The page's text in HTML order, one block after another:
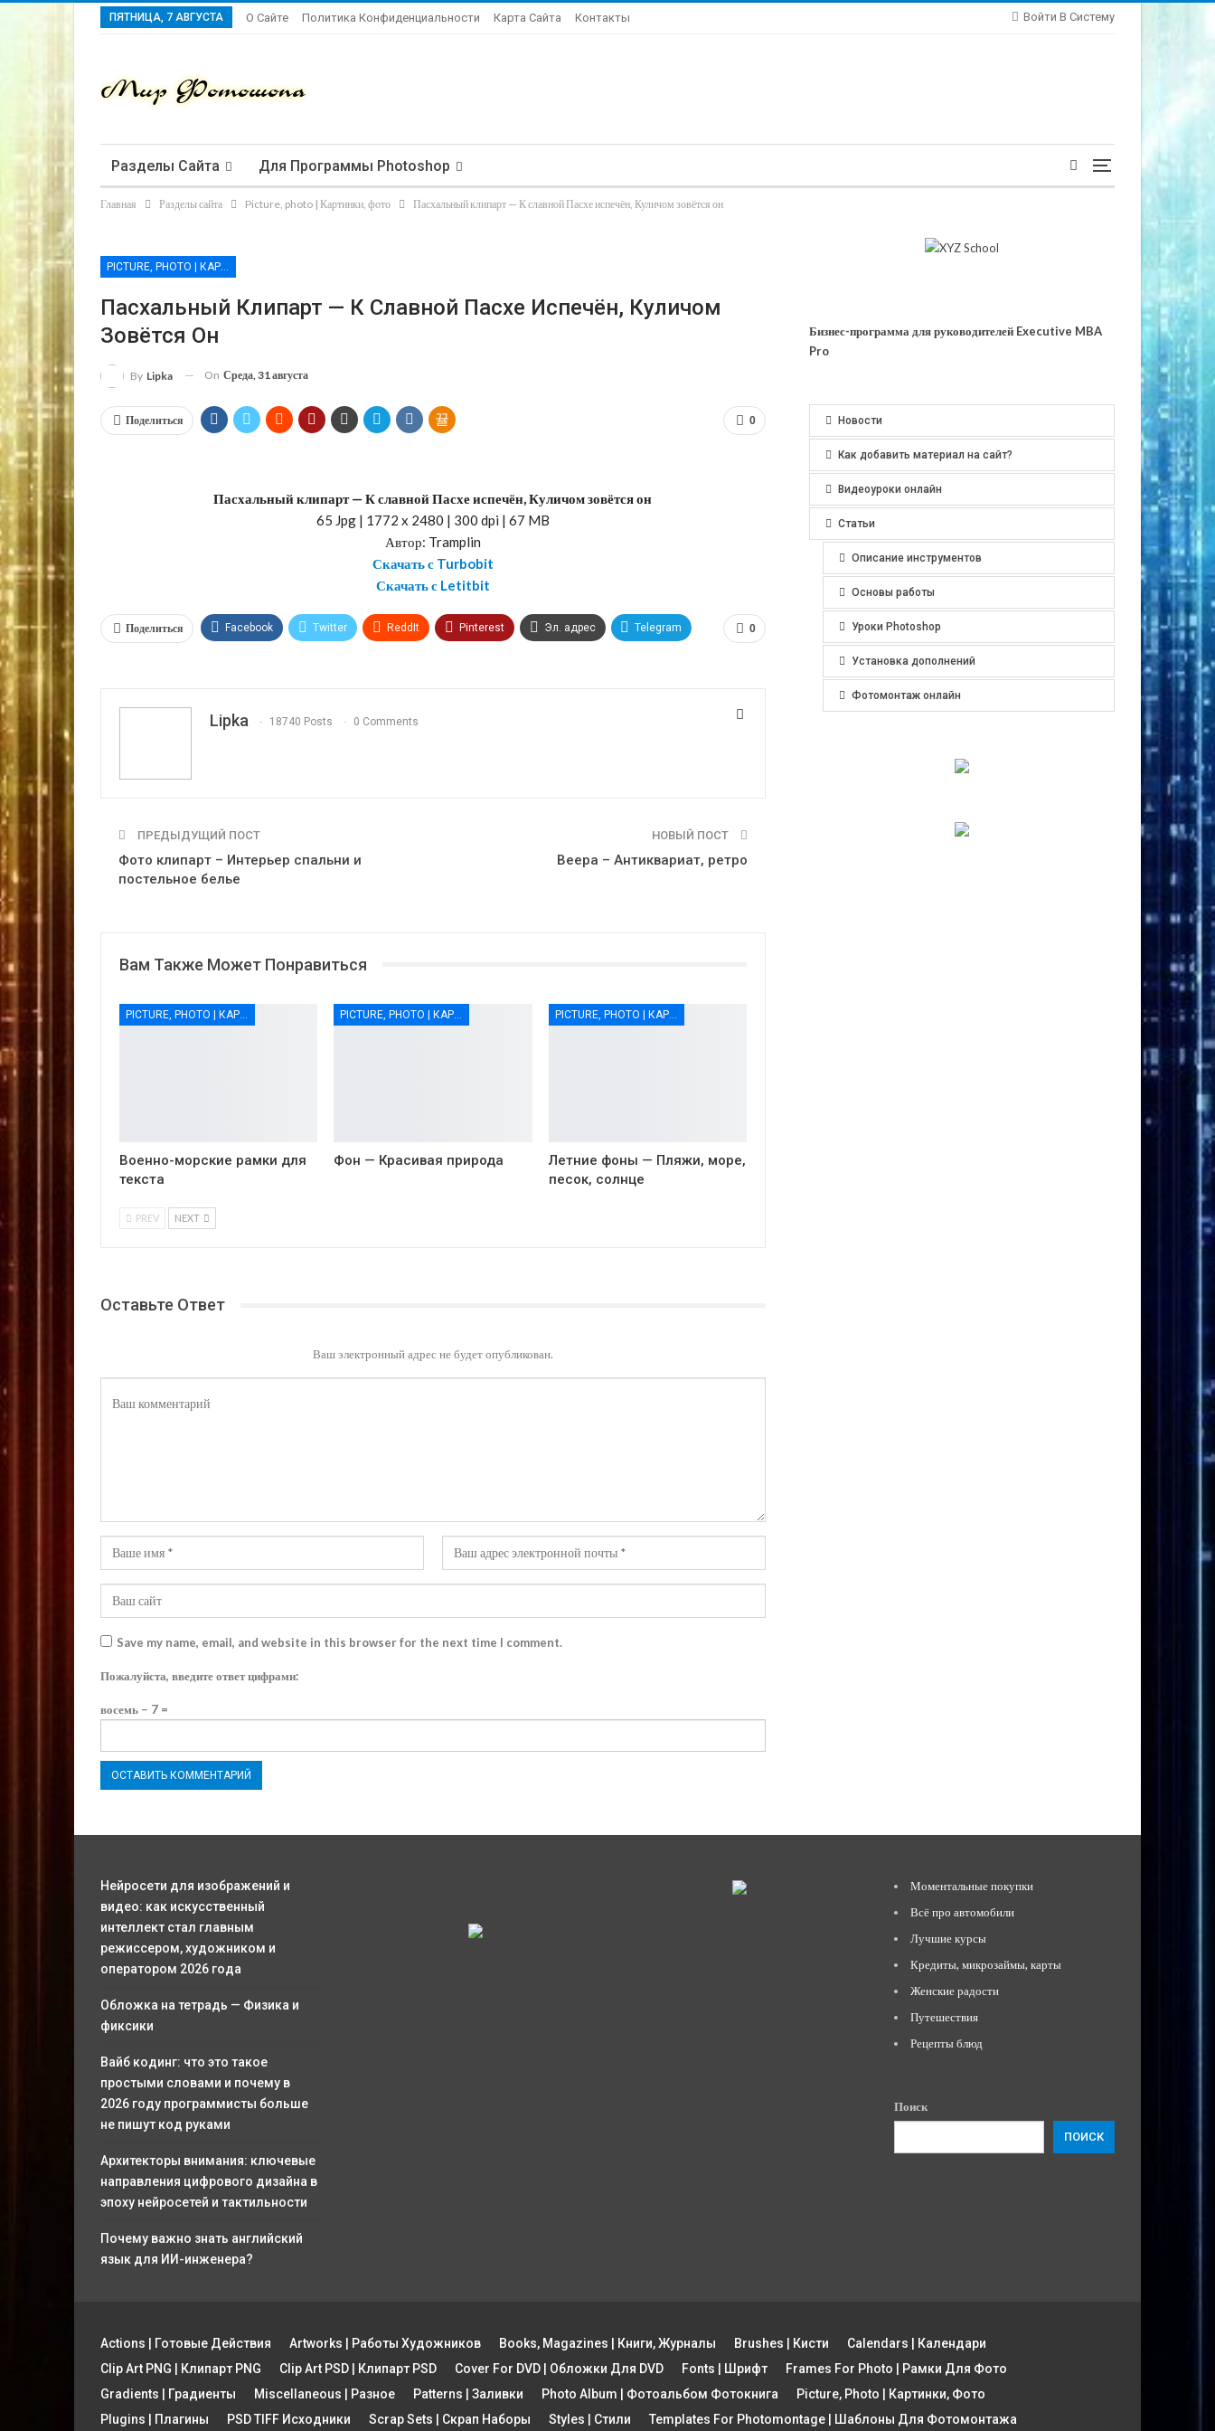
Войти В Систему
ПЯТНИЦА, 7 АВГУСТА О Сайте Политика Конфиденциальности Карта Сайта Контакты
Разделы Сайта Для Программы Photoshop
Главная Разделы сайта Picture, photo | Картинки, фото Пасхальный клипарт — К славной Пасхе испечён, Куличом зовётся он
Пасхальный Клипарт — К Славной Пасхе Испечён, Куличом
Зовётся Он
By Lipka On Среда, 31 августа
0
Поделиться
Пасхальный клипарт — К славной Пасхе испечён, Куличом зовётся он
65 Jpg | 1772 x 2480 | 300 dpi | 67 MB
Автор: Tramplin
Скачать с Turbobit
Скачать с Letitbit
0
Поделиться Facebook Twitter ReddIt Pinterest Эл. адрес Telegram
Lipka 18740 Posts 0 Comments
ПРЕДЫДУЩИЙ ПОСТ
Фото клипарт – Интерьер спальни и
постельное белье
НОВЫЙ ПОСТ
Веера – Антиквариат, ретро
Вам Также Может Понравиться
Военно-морские рамки для
текста
Фон — Красивая природа
PICTURE, PHOTO | КАРТИНКИ, ФОТО
Летние фоны — Пляжи, море,
песок, солнце
PREV NEXT
Оставьте Ответ
Ваш электронный адрес не будет опубликован.
Save my name, email, and website in this browser for the next time I comment.
Пожалуйста, введите ответ цифрами:
восемь − 7 =
Бизнес-программа для руководителей Executive MBA
Pro
Новости
Как добавить материал на сайт?
Видеоуроки онлайн
Статьи
Описание инструментов
Основы работы
Уроки Photoshop
Установка дополнений
Фотомонтаж онлайн
Нейросети для изображений и
видео: как искусственный
интеллект стал главным
режиссером, художником и
оператором 2026 года
Обложка на тетрадь — Физика и
фиксики
Вайб кодинг: что это такое
простыми словами и почему в
2026 году программисты больше
не пишут код руками
Архитекторы внимания: ключевые
направления цифрового дизайна в
эпоху нейросетей и тактильности
Почему важно знать английский
язык для ИИ-инженера?
Моментальные покупки
Всё про автомобили
Лучшие курсы
Кредиты, микрозаймы, карты
Женские радости
Путешествия
Рецепты блюд
Поиск
ПОИСК
Actions | Готовые Действия Artworks | Работы Художников Books, Magazines | Книги, Журналы Brushes | Кисти
Calendars | Календари
Clip Art PNG | Клипарт PNG
Clip Art PSD | Клипарт PSD Cover For DVD | Обложки Для DVD Fonts | Шрифт
Frames For Photo | Рамки Для Фото
Gradients | Градиенты
Miscellaneous | Разное Patterns | Заливки Photo Album | Фотоальбом Фотокнига
Picture, Photo | Картинки, Фото
Plugins | Плагины
PSD TIFF Исходники Scrap Sets | Скрап Наборы Styles | Стили Templates For Photomontage | Шаблоны Для Фотомонтажа